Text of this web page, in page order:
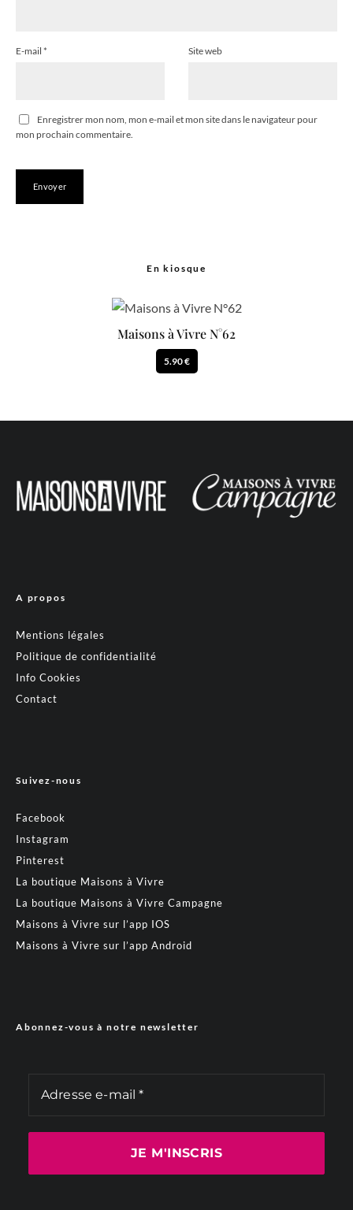
E-mail * Site web
Enregistrer mon nom, mon e-mail et mon site dans le navigateur pour
mon prochain commentaire.
En kiosque
Maisons à Vivre N°62
5.90 €
A propos
Mentions légales
Politique de confidentialité
Info Cookies
Contact
Suivez-nous
Facebook
Instagram
Pinterest
La boutique Maisons à Vivre
La boutique Maisons à Vivre Campagne
Maisons à Vivre sur l’app IOS
Maisons à Vivre sur l’app Android
Abonnez-vous à notre newsletter